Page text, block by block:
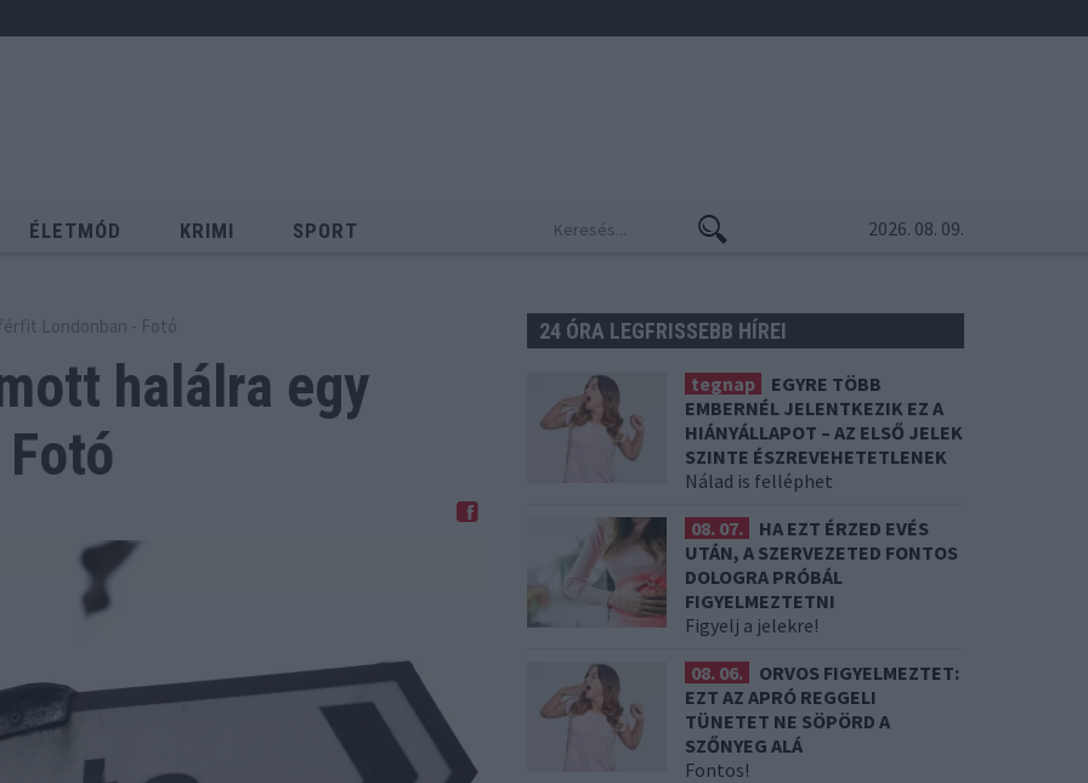
ÉLETMÓD KRIMI SPORT 2026. 08. 09.
Londonban - Fotó
halálra egy
24 ÓRA LEGFRISSEBB HÍREI
tegnap
EGYRE TÖBB
EMBERNÉL JELENTKEZIK EZ A
HIÁNYÁLLAPOT – AZ ELSŐ JELEK
SZINTE ÉSZREVEHETETLENEK
Nálad is felléphet
08. 07.
HA EZT ÉRZED EVÉS
UTÁN, A SZERVEZETED FONTOS
DOLOGRA PRÓBÁL
FIGYELMEZTETNI
Figyelj a jelekre!
08. 06.
ORVOS FIGYELMEZTET:
EZT AZ APRÓ REGGELI
TÜNETET NE SÖPÖRD A
SZŐNYEG ALÁ
Fontos!